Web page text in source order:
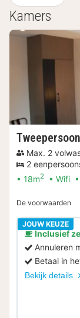
Kamers
Max. 2
2
18m2 Wifi
De voorwaarden
JOUW KEUZE
Inclusief
Annuleren
Betaal in
Bekijk details